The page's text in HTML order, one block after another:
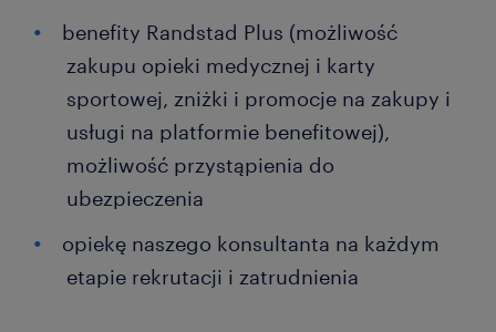
benefity Randstad Plus (możliwość
zakupu opieki medycznej i karty
sportowej, zniżki i promocje na zakupy i
usługi na platformie benefitowej),
możliwość przystąpienia do
ubezpieczenia
opiekę naszego konsultanta na każdym
etapie rekrutacji i zatrudnienia